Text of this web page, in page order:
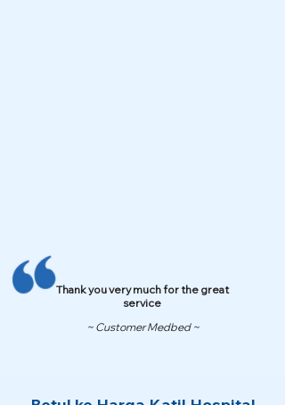
Thank you very much for the great
service
~ Customer Medbed ~